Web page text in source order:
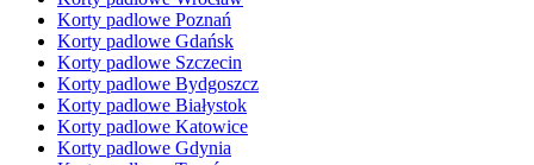
Korty padlowe Poznań
Korty padlowe Gdańsk
Korty padlowe Szczecin
Korty padlowe Bydgoszcz
Korty padlowe Białystok
Korty padlowe Katowice
Korty padlowe Gdynia